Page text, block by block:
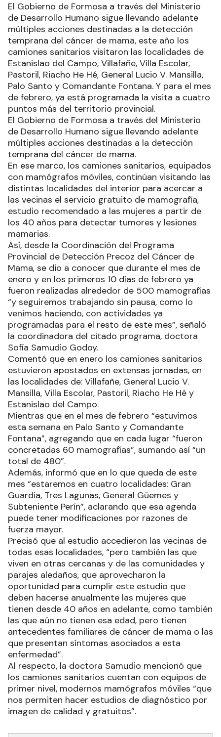
El Gobierno de Formosa a través del Ministerio
de Desarrollo Humano sigue llevando adelante
múltiples acciones destinadas a la detección
temprana del cáncer de mama, este año los
camiones sanitarios visitaron las localidades de
Estanislao del Campo, Villafañe, Villa Escolar,
Pastoril, Riacho He Hé, General Lucio V. Mansilla,
Palo Santo y Comandante Fontana. Y para el mes
de febrero, ya está programada la visita a cuatro
puntos más del territorio provincial.
El Gobierno de Formosa a través del Ministerio
de Desarrollo Humano sigue llevando adelante
múltiples acciones destinadas a la detección
temprana del cáncer de mama.
En ese marco, los camiones sanitarios, equipados
con mamógrafos móviles, continúan visitando las
distintas localidades del interior para acercar a
las vecinas el servicio gratuito de mamografía,
estudio recomendado a las mujeres a partir de
los 40 años para detectar tumores y lesiones
mamarias.
Así, desde la Coordinación del Programa
Provincial de Detección Precoz del Cáncer de
Mama, se dio a conocer que durante el mes de
enero y en los primeros 10 días de febrero ya
fueron realizadas alrededor de 500 mamografías
“y seguiremos trabajando sin pausa, como lo
venimos haciendo, con actividades ya
programadas para el resto de este mes”, señaló
la coordinadora del citado programa, doctora
Sofía Samudio Godoy.
Comentó que en enero los camiones sanitarios
estuvieron apostados en extensas jornadas, en
las localidades de: Villafañe, General Lucio V.
Mansilla, Villa Escolar, Pastoril, Riacho He Hé y
Estanislao del Campo.
Mientras que en el mes de febrero “estuvimos
esta semana en Palo Santo y Comandante
Fontana”, agregando que en cada lugar “fueron
concretadas 60 mamografías”, sumando así “un
total de 480”.
Además, informó que en lo que queda de este
mes “estaremos en cuatro localidades: Gran
Guardia, Tres Lagunas, General Güemes y
Subteniente Perín”, aclarando que esa agenda
puede tener modificaciones por razones de
fuerza mayor.
Precisó que al estudio accedieron las vecinas de
todas esas localidades, “pero también las que
viven en otras cercanas y de las comunidades y
parajes aledaños, que aprovecharon la
oportunidad para cumplir este estudio que
deben hacerse anualmente las mujeres que
tienen desde 40 años en adelante, como también
las que aún no tienen esa edad, pero tienen
antecedentes familiares de cáncer de mama o las
que presentan síntomas asociados a esta
enfermedad”.
Al respecto, la doctora Samudio mencionó que
los camiones sanitarios cuentan con equipos de
primer nivel, modernos mamógrafos móviles “que
nos permiten hacer estudios de diagnóstico por
imagen de calidad y gratuitos”.